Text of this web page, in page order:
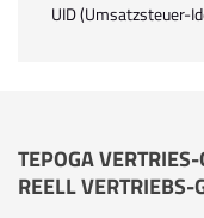
UID (Umsatzsteuer-
TEPOGA
REELL VERTRIEBS-